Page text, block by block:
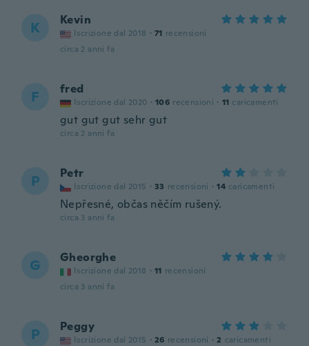
K Kevin
Iscrizione dal 2018 · 71 recensioni
circa 2 anni fa
F fred
Iscrizione dal 2020 · 106 recensioni · 11 caricamenti
gut gut gut sehr gut
circa 2 anni fa
P Petr
Iscrizione dal 2015 · 33 recensioni · 14 caricamenti
Nepřesné, občas něčím rušený.
circa 3 anni fa
G Gheorghe
Iscrizione dal 2018 · 11 recensioni
circa 3 anni fa
P Peggy
Iscrizione dal 2015 · 26 recensioni · 2 caricamenti